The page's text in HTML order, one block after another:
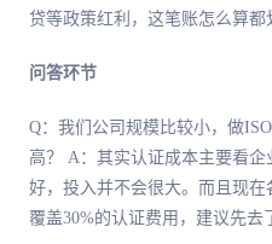
贷等政策红利，这笔账怎么算都
问答环节
Q：我们公司规模比较小，做
高？ A：其实认证成本主要看
好，投入并不会很大。而且现
覆盖30%的认证费用，建议先去